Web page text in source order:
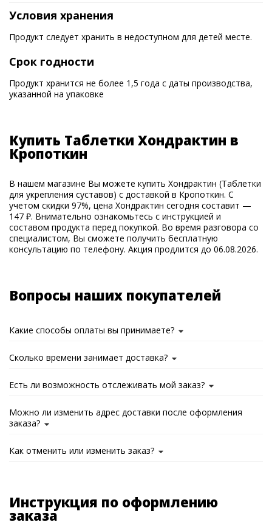
Условия хранения
Продукт следует хранить в недоступном для детей месте.
Срок годности
Продукт хранится не более 1,5 года с даты производства,
указанной на упаковке
Купить Таблетки Хондрактин в
Кропоткин
В нашем магазине Вы можете купить Хондрактин (Таблетки
для укрепления суставов) с доставкой в Кропоткин. С
учетом скидки 97%, цена Хондрактин сегодня составит —
147 ₽. Внимательно ознакомьтесь с инструкцией и
составом продукта перед покупкой. Во время разговора со
специалистом, Вы сможете получить бесплатную
консультацию по телефону. Акция продлится до 06.08.2026.
Вопросы наших покупателей
Какие способы оплаты вы принимаете?
Сколько времени занимает доставка?
Есть ли возможность отслеживать мой заказ?
Можно ли изменить адрес доставки после оформления
заказа?
Как отменить или изменить заказ?
Инструкция по оформлению
заказа